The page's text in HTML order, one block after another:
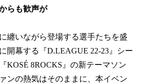
らも歓声が
纏いながら登場する選手たちを盛
開幕する『D.LEAGUE 22-23』シー
KOSÉ 8ROCKS』の新テーマソン
ンの熱気はそのままに、本イベン